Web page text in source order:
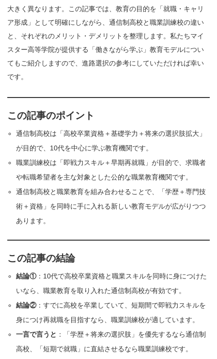
大きく異なります。この記事では、教育の目的を「就職・キャリ
ア形成」として明確にしながら、通信制高校と職業訓練校の違い
と、それぞれのメリット・デメリットを整理します。私たちマイ
スター高等学院が提供する「働きながら学ぶ」教育モデルについ
てもご紹介しますので、進路選択の参考にしていただければ幸い
です。
この記事のポイント
通信制高校は「高校卒業資格＋基礎学力＋将来の選択肢拡大」
が目的で、10代を中心に学ぶ教育機関です。
職業訓練校は「即戦力スキル＋早期再就職」が目的で、求職者
や転職希望者を主な対象とした公的な職業教育機関です。
通信制高校と職業教育を組み合わせることで、「学歴＋専門技
術＋資格」を同時に手に入れる新しい教育モデルが広がりつつ
あります。
この記事の結論
結論①：10代で高校卒業資格と職業スキルを同時に身につけた
いなら、職業教育を取り入れた通信制高校が有効です。
結論②：すでに高校を卒業していて、短期間で即戦力スキルを
身につけ再就職を目指すなら、職業訓練校が適しています。
一言で言うと ：「学歴＋将来の選択肢」を優先するなら通信制
高校、「短期で就職」に直結させるなら職業訓練校です。